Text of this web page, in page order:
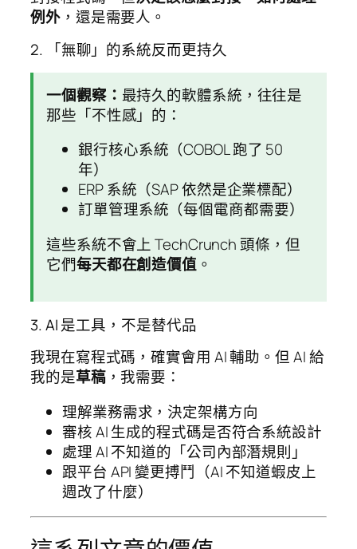
例外，還是需要人。
2. 「無聊」的系統反而更持久
一個觀察： 最持久的軟體系統，往往是
那些「不性感」的：
銀行核心系統（COBOL 跑了 50
年）
ERP 系統（SAP 依然是企業標配）
訂單管理系統（每個電商都需要）
這些系統不會上 TechCrunch 頭條，但
它們每天都在創造價值 。
3. AI 是工具，不是替代品
我現在寫程式碼，確實會用 AI 輔助。但 AI 給
我的是草稿，我需要：
理解業務需求，決定架構方向
審核 AI 生成的程式碼是否符合系統設計
處理 AI 不知道的「公司內部潛規則」
跟平台 API 變更搏鬥（AI 不知道蝦皮上
週改了什麼）